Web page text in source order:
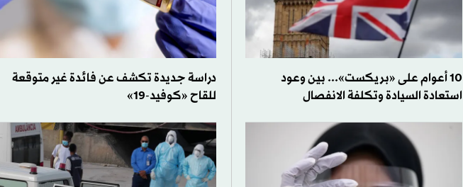
10 أعوام على «بريكست»... بين وعود
استعادة السيادة وتكلفة الانفصال
دراسة جديدة تكشف عن فائدة غير متوقعة
للقاح «كوفيد-19»